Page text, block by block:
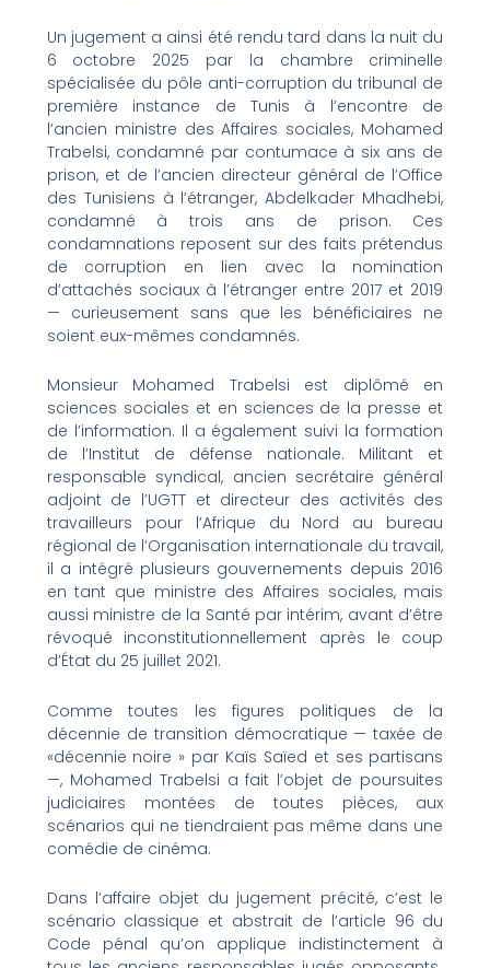
Un jugement a ainsi été rendu tard dans la nuit du
6 octobre 2025 par la chambre criminelle
spécialisée du pôle anti-corruption du tribunal de
première instance de Tunis à l’encontre de
l’ancien ministre des Affaires sociales, Mohamed
Trabelsi, condamné par contumace à six ans de
prison, et de l’ancien directeur général de l’Office
des Tunisiens à l’étranger, Abdelkader Mhadhebi,
condamné à trois ans de prison. Ces
condamnations reposent sur des faits prétendus
de corruption en lien avec la nomination
d’attachés sociaux à l’étranger entre 2017 et 2019
— curieusement sans que les bénéficiaires ne
soient eux-mêmes condamnés.
Monsieur Mohamed Trabelsi est diplômé en
sciences sociales et en sciences de la presse et
de l’information. Il a également suivi la formation
de l’Institut de défense nationale. Militant et
responsable syndical, ancien secrétaire général
adjoint de l’UGTT et directeur des activités des
travailleurs pour l’Afrique du Nord au bureau
régional de l’Organisation internationale du travail,
il a intégré plusieurs gouvernements depuis 2016
en tant que ministre des Affaires sociales, mais
aussi ministre de la Santé par intérim, avant d’être
révoqué inconstitutionnellement après le coup
d’État du 25 juillet 2021.
Comme toutes les figures politiques de la
décennie de transition démocratique — taxée de
«décennie noire » par Kaïs Saïed et ses partisans
—, Mohamed Trabelsi a fait l’objet de poursuites
judiciaires montées de toutes pièces, aux
scénarios qui ne tiendraient pas même dans une
comédie de cinéma.
Dans l’affaire objet du jugement précité, c’est le
scénario classique et abstrait de l’article 96 du
Code pénal qu’on applique indistinctement à